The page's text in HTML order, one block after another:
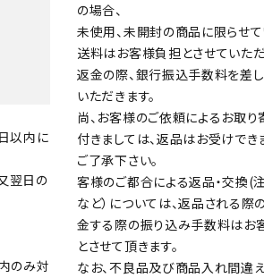
以内に
翌日の
のみ対
の場合、
未使用、未開封の商品に限らせて
送料はお客様負担とさせていただ
返金の際、銀行振込手数料を差
いただきます。
尚、お客様のご依頼によるお取
付きましては、返品はお受けでき
ご了承下さい。
客様のご都合による返品・交換(
など）については、返品される際
金する際の振り込み手数料はお
とさせて頂きます。
なお、不良品及び商品入れ間違